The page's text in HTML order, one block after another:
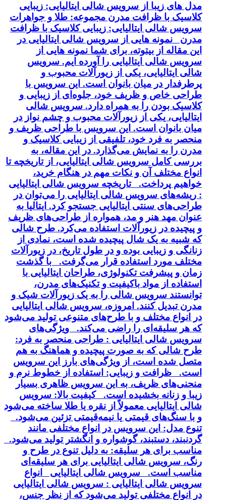
مدل های زیبا از سرویس شالی ایتالیایی: زیبایی
کلاسیک با ظرافت مدرن مجموعه: طلا و جواهرات
سرویس شالی ایتالیایی: زیبایی کلاسیک با ظرافت
مدرن نمونه هایی از سرویس شالی ایتالیایی در
این مقاله از بیتوته، برای شما نمونه هایی از
سرویس شالی ایتالیایی را آورده ایم. سرویس
شالی ایتالیایی، یکی از زیورآلات محبوب و
پرطرفدار در میان بانوان است. این سرویس با
طراحی خاص و ظریف خود، جلوه‌ای از زیبایی و
کلاسیک بودن را به همراه دارد. سرویس شالی
ایتالیایی، یکی از زیورآلات محبوب و چشم نواز در
میان بانوان است. این سرویس با طراحی ظریف و
منحصر به فرد خود، تلفیقی از زیبایی کلاسیک و
مدرن را به نمایش می‌گذارد. در این مقاله، به
بررسی کامل سرویس شالی ایتالیایی، از تاریخچه تا
انواع مختلف آن و نکات مهم در هنگام خرید،
خواهیم پرداخت. تاریخچه سرویس شالی ایتالیایی
: ریشه‌های سرویس شالی ایتالیایی را می‌توان در
طراحی‌های سنتی ایتالیایی جستجو کرد. ایتالیا به
عنوان مهد هنر و مد، همواره از طراحی‌های ظریف
و پیچیده در زیورآلات استفاده می‌کرد. طرح شالی
که شبیه به یک شال پیچیده شده است، نمادی از
زنانگی و زیبایی بوده و در طول تاریخ، در زیورآلات
مختلف مورد استفاده قرار می‌گرفت. با گذشت
زمان و پیشرفت تکنولوژی، طراحان ایتالیایی با
استفاده از مواد باکیفیت و تکنیک‌های مدرن،
توانستند سرویس شالی را به یک زیورآلات شیک و
مدرن تبدیل کنند. امروزه، سرویس شالی ایتالیایی
در انواع مختلف و با طرح‌های متنوعی تولید می‌شود
که هر سلیقه‌ای را راضی می‌کند. ویژگی‌های
سرویس شالی ایتالیایی : طراحی منحصر به فرد:
طرح شالی که به صورت پیچیده و هماهنگ به هم
متصل شده است، از ویژگی‌های بارز این سرویس
است. ظرافت و زیبایی: استفاده از خطوط نرم و
منحنی‌های ظریف، به این سرویس ظاهری بسیار
زیبا و زنانه بخشیده است. کیفیت بالا: سرویس
شالی ایتالیایی معمولاً از نقره یا طلا ساخته می‌شود
و با سنگ‌های قیمتی یا نیمه‌قیمتی تزئین می‌شود.
تنوع مدل: این سرویس در انواع مختلفی مانند
گردنبند، دستبند، گوشواره و انگشتر تولید می‌شود.
مناسب برای هر سلیقه: به دلیل تنوع در طرح و
رنگ، سرویس شالی ایتالیایی برای هر سلیقه‌ای
مناسب است. سرویس شالی ایتالیایی انواع
سرویس شالی ایتالیایی : سرویس شالی ایتالیایی
در انواع مختلفی تولید می‌شود که از نظر جنس،